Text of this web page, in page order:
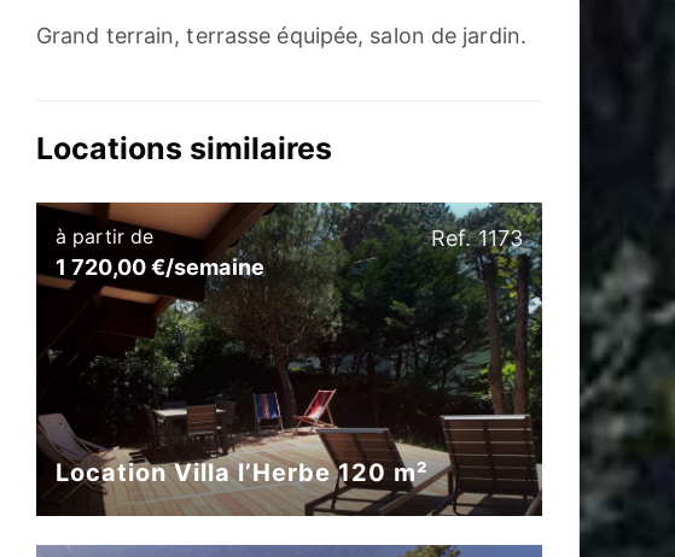
Grand terrain, terrasse équipée, salon de jardin.
Locations similaires
à partir de
1 720,00 €/semaine
Ref. 1173
Location Villa l’Herbe 120 m²